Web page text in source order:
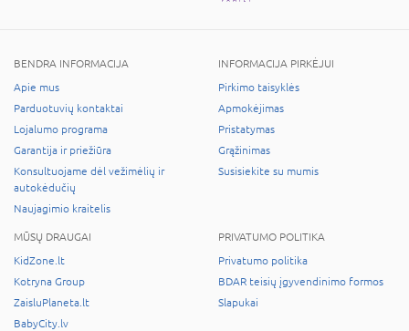
BENDRA INFORMACIJA
Apie mus
Parduotuvių kontaktai
Lojalumo programa
Garantija ir priežiūra
Konsultuojame dėl vežimėlių ir
autokėdučių
Naujagimio kraitelis
INFORMACIJA PIRKĖJUI
Pirkimo taisyklės
Apmokėjimas
Pristatymas
Grąžinimas
Susisiekite su mumis
MŪSŲ DRAUGAI
KidZone.lt
Kotryna Group
ZaisluPlaneta.lt
BabyCity.lv
PRIVATUMO POLITIKA
Privatumo politika
BDAR teisių įgyvendinimo formos
Slapukai